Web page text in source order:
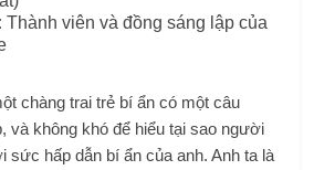
Thành viên và đồng sáng lập của
chàng trai trẻ bí ẩn có một câu
và không khó để hiểu tại sao người
sức hấp dẫn bí ẩn của anh. Anh ta là